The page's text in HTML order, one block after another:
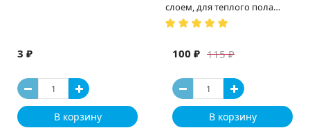
3 ₽
В корзину
слоем, для теплого пола
(Испания)
115 ₽
100 ₽
В корзину